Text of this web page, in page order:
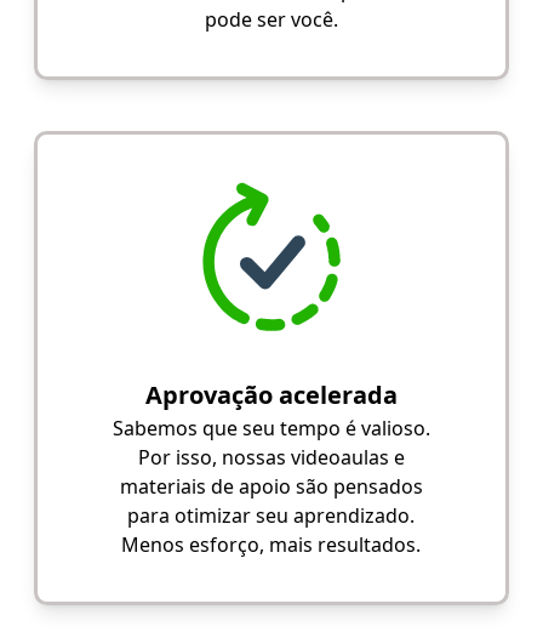
pode ser você.
Aprovação acelerada
Sabemos que seu tempo é valioso.
Por isso, nossas videoaulas e
materiais de apoio são pensados
para otimizar seu aprendizado.
Menos esforço, mais resultados.